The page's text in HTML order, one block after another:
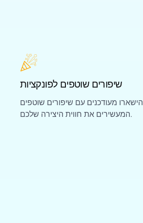
שיפורים שוטפים לפונקציות
הישארו מעודכנים עם שיפורים שוטפים
המעשירים את חווית היצירה שלכם.